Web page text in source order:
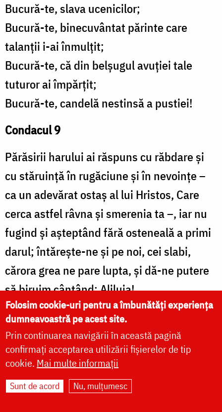
Bucură-te, slava ucenicilor;
Bucură-te, binecuvântat părinte care
talanții i-ai înmulțit;
Bucură-te, că din belșugul avuției tale
tuturor ai împărțit;
Bucură-te, candelă nestinsă a pustiei!
Condacul 9
Părăsirii harului ai răspuns cu răbdare și
cu stăruință în rugăciune și în nevoințe –
ca un adevărat ostaș al lui Hristos, Care
cerca astfel râvna și smerenia ta –, iar nu
fugind și așteptând fără osteneală a primi
darul; întărește-ne și pe noi, cei slabi,
cărora grea ne pare lupta, și dă-ne putere
să biruim cântând: Aliluia!
Icosul 9
Răsăritul răsăriturilor, Domnul, ți-a tăinuit
mutarea din viața aceasta a dascălului tău,
Iosif Isihastul, și ca oarecând Toma, care
Folosim cookie-uri pentru a îmbunătăți experiența
dumneavoastră pe acest site.
Prin continuarea navigării în această pagină
confirmați acceptarea utilizării fișierelor de tip
cookie. Mai multe informații
Sunt de acord Nu, mulțumesc